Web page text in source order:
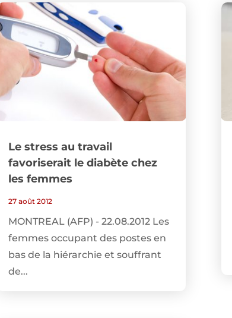
Le stress au travail
favoriserait le diabète chez
les femmes
27 août 2012
MONTREAL (AFP) - 22.08.2012 Les
femmes occupant des postes en
bas de la hiérarchie et souffrant
de...